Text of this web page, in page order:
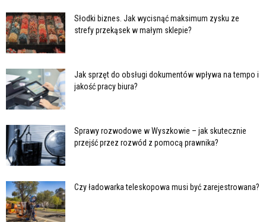
Słodki biznes. Jak wycisnąć maksimum zysku ze
strefy przekąsek w małym sklepie?
Jak sprzęt do obsługi dokumentów wpływa na tempo i
jakość pracy biura?
Sprawy rozwodowe w Wyszkowie – jak skutecznie
przejść przez rozwód z pomocą prawnika?
Czy ładowarka teleskopowa musi być zarejestrowana?